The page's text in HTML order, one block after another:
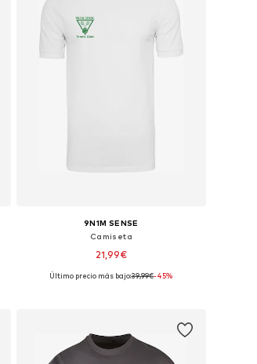
9N1M SENSE
Camiseta
21,99€
Tallas disponibles: L, XL, XXL
Último precio más bajo:39,99€-45%